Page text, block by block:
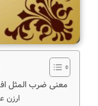
معنی ضرب المثل
ارزن